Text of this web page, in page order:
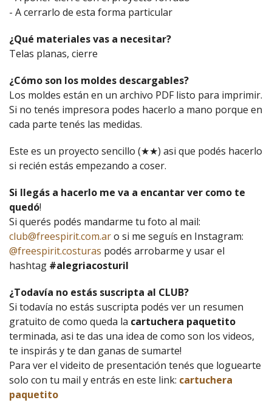
- A cerrarlo de esta forma particular
¿Qué materiales vas a necesitar?
Telas planas, cierre
¿Cómo son los moldes descargables?
Los moldes están en un archivo PDF listo para imprimir.
Si no tenés impresora podes hacerlo a mano porque en
cada parte tenés las medidas.
Este es un proyecto sencillo (★★) asi que podés hacerlo
si recién estás empezando a coser.
Si llegás a hacerlo me va a encantar ver como te
quedó!
Si querés podés mandarme tu foto al mail:
club@freespirit.com.aro si me seguís en Instagram:
@freespirit.costuras podés arrobarme y usar el
hashtag #alegriacosturil
¿Todavía no estás suscripta al CLUB?
Si todavía no estás suscripta podés ver un resumen
gratuito de como queda la cartuchera paquetito
terminada, asi te das una idea de como son los videos,
te inspirás y te dan ganas de sumarte!
Para ver el videito de presentación tenés que loguearte
solo con tu mail y entrás en este link: cartuchera
paquetito